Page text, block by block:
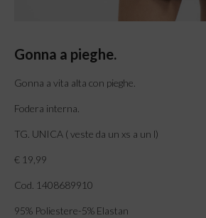
Gonna a pieghe.
Gonna a vita alta con pieghe.
Fodera interna.
TG. UNICA ( veste da un xs a un l)
€ 19,99
Cod. 1408689910
95% Poliestere-5% Elastan